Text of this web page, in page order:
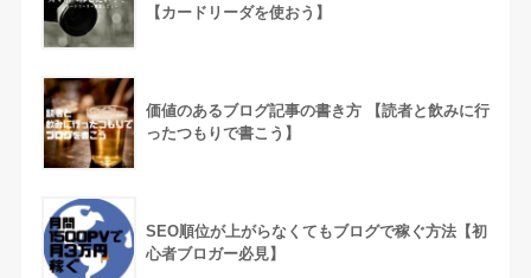
【カードリーダを使おう】
価値のあるブログ記事の書き方 【読者と飲みに行
ったつもりで書こう】
SEO順位が上がらなくてもブログで稼ぐ方法【初
心者ブロガー必見】